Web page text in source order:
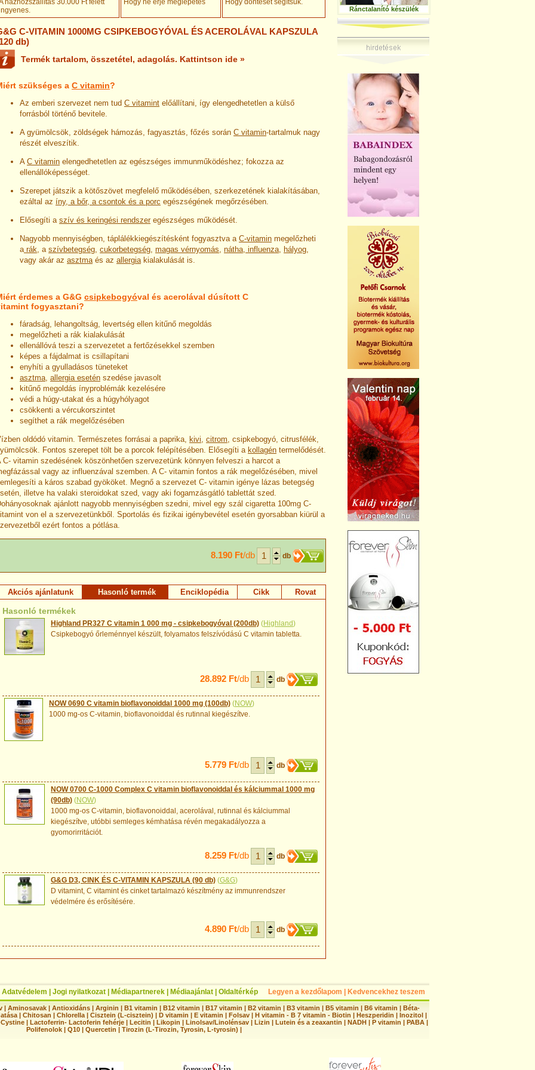
házhozszállítás 30.000 Ft felett
.
Hogy ne érje meglepetés
Hogy döntését segítsük.
C-VITAMIN 1000MG CSIPKEBOGYÓVAL ÉS ACEROLÁVAL KAPSZULA
db)
Termék tartalom, összetétel, adagolás. Kattintson ide »
szükséges a C vitamin?
Az emberi szervezet nem tud C vitamint előállítani, így elengedhetetlen a külső
forrásból történő bevitele.
A gyümölcsök, zöldségek hámozás, fagyasztás, főzés során C vitamin-tartalmuk nagy
részét elveszítik.
A C vitamin elengedhetetlen az egészséges immunműködéshez; fokozza az
ellenállóképességet.
Szerepet játszik a kötőszövet megfelelő működésében, szerkezetének kialakításában,
ezáltal az íny, a bőr, a csontok és a porc egészségének megőrzésében.
Elősegíti a szív és keringési rendszeregészséges működését.
Nagyobb mennyiségben, táplálékkiegészítésként fogyasztva a C-vitamin megelőzheti
a rák , a szívbetegség cukorbetegség magas vérnyomás nátha, influenza hályog
vagy akár az asztma és az allergia kialakulását is.
érdemes a G&G csipkebogyóval és acerolával dúsított C
fogyasztani?
fáradság, lehangoltság, levertség ellen kitűnő megoldás
megelőzheti a rák kialakulását
ellenállóvá teszi a szervezetet a fertőzésekkel szemben
képes a fájdalmat is csillapítani
enyhíti a gyulladásos tüneteket
asztma allergia esetén szedése javasolt
kitűnő megoldás ínyproblémák kezelésére
védi a húgy-utakat és a húgyhólyagot
csökkenti a vércukorszintet
segíthet a rák megelőzésében
oldódó vitamin. Természetes forrásai a paprika, kivi citrom , csipkebogyó, citrusfélék,
Fontos szerepet tölt be a porcok felépítésében. Elősegíti a kollagén termelődését.
C- vitamin szedésének köszönhetően szervezetünk könnyen felveszi a harcot a
vagy az influenzával szemben. A C- vitamin fontos a rák megelőzésében, mivel
a káros szabad gyököket. Megnő a szervezet C- vitamin igénye lázas betegség
illetve ha valaki steroidokat szed, vagy aki fogamzásgátló tablettát szed.
ajánlott nagyobb mennyiségben szedni, mivel egy szál cigaretta 100mg C-
von el a szervezetünkből. Sportolás és fizikai igénybevétel esetén gyorsabban kiürül a
ezért fontos a pótlása.
8.190 Ft/db db
Akciós ajánlatunk Hasonló termék Enciklopédia Cikk Rovat
Hasonló termékek
Highland PR327 C vitamin 1 000 mg - csipkebogyóval (200db) (Highland)
Csipkebogyó őrleménnyel készült, folyamatos felszívódású C vitamin tabletta.
28.892 Ft/db db
NOW 0690 C vitamin bioflavonoiddal 1000 mg (100db) (NOW)
1000 mg-os C-vitamin, bioflavonoiddal és rutinnal kiegészítve.
5.779 Ft/db db
NOW 0700 C-1000 Complex C vitamin bioflavonoiddal és kálciummal 1000 mg
(90db) (NOW)
1000 mg-os C-vitamin, bioflavonoiddal, acerolával, rutinnal és kálciummal
kiegészítve, utóbbi semleges kémhatása révén megakadályozza a
gyomorirritációt.
8.259 Ft/db db
G&G D3, CINK ÉS C-VITAMIN KAPSZULA (90 db) (G&G)
D vitamint, C vitamint és cinket tartalmazó készítmény az immunrendszer
védelmére és erősítésére.
4.890 Ft/db db
Ránctalanító készülék
Adatvédelem | Jogi nyilatkozat | Médiapartnerek | Médiaajánlat | Oldaltérkép Legyen a kezdőlapom | Kedvencekhez teszem
| Aminosavak| Antioxidáns| Arginin | B1 vitamin | B12 vitamin | B17 vitamin | B2 vitamin | B3 vitamin | B5 vitamin | B6 vitamin | Béta-
| Chitosan | Chlorella | Cisztein (L-cisztein) | D vitamin | E vitamin | Folsav | H vitamin - B 7 vitamin - Biotin | Heszperidin | Inozitol |
| Lactoferrin- Lactoferin fehérje | Lecitin | Likopin | Linolsav/Linolénsav | Lizin | Lutein és a zeaxantin | NADH | P vitamin | PABA |
Polifenolok| Q10| Quercetin | Tirozin (L-Tirozin, Tyrosin, L-tyrosin) |